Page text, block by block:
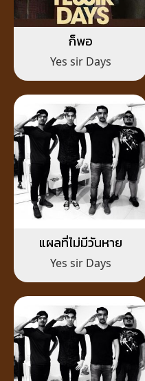
ก็พอ
Yes sir Days
แผลที่ไม่มีวันหาย
Yes sir Days